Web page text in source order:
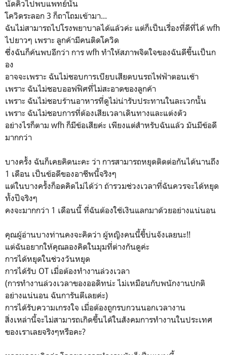
นัดคิวไปพบแพทย์นั้น
โควิดระลอก 3 ก็ถาโถมเข้ามา...
ฉันไม่สามารถไปโรงพยาบาลได้แล้วค่ะ แต่ก็เป็นเรื่องที่ดีที่ได้ wfh
ไปยาวๆ เพราะ ลูกค้ามีคนติดโควิด
ซึ่งฉันก็ค้นพบอีกว่า การ wfh ทำให้สภาพจิตใจของฉันดีขึ้นเป็นก
อง
อาจจะเพราะ ฉันไม่ชอบการเบียบเสียดบนรถไฟฟ้าตอนเช้า
เพราะ ฉันไม่ชอบออฟฟิศที่ไม่สะอาดของลูกค้า
เพราะ ฉันไม่ชอบร้านอาหารที่ดูไม่น่ารับประทานในละเวกนั้น
เพราะ ฉันไม่ชอบการที่ต้องเสียเวลาเดินทางและแต่งตัว
อย่างไรก็ตาม wfh ก็มีข้อเสียค่ะ เพียงแต่สำหรับฉันแล้ว มันมีข้อดี
มากกว่า
บางครั้ง ฉันก็เคยคิดนะคะ ว่า การสามารถหยุดติดต่อกันได้นานถึง
1 เดือน เป็นข้อดีของอาชีพนี้จริงๆ
แต่ในบางครั้งก็อดคิดไม่ได้ว่า ถ้ารวมช่วงเวลาที่ฉันควรจะได้หยุด
ทั้งปีจริงๆ
คงจะมากกว่า 1 เดือนนี้ ที่ฉันต้องใช้เงินแลกมาด้วยอย่างแน่นอน
คุณผู้อ่านบางท่านคงจะคิดว่า ผู้หญิงคนนี้ขี้บ่นจังเลยนะ!!
แต่ฉันอยากให้คุณลองคิดในมุมที่ต่างกันดูค่ะ
การได้หยุดในช่วงวันหยุด
การได้รับ OT เมื่อต้องทำงานล่วงเวลา
(การทำงานล่วงเวลาของออดิทน่ะ ไม่เหมือนกับพนักงานปกติ
อย่างแน่นอน ฉันการันตีเลยค่ะ)
การได้รับความเกรงใจ เมื่อต้องถูกรบกวนนอกเวลางาน
สิ่งเหล่านี้จะไม่สามารถเกิดขึ้นได้ในสังคมการทำงานในประเทศ
ของเราเลยจริงๆหรือคะ?